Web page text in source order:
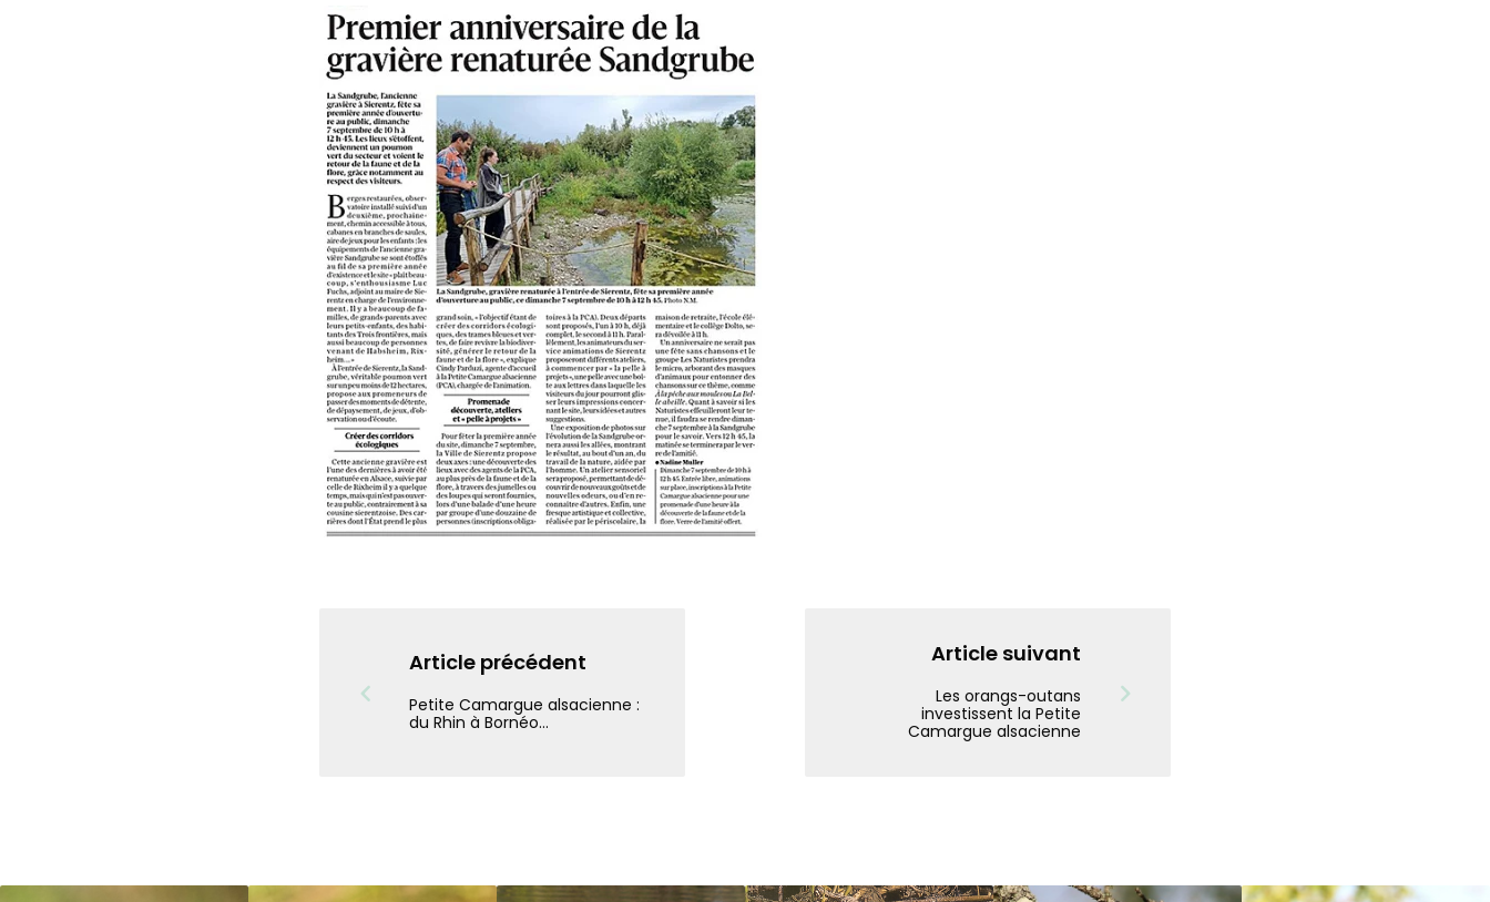
Article précédent
Petite Camargue alsacienne :
du Rhin à Bornéo...
Article suivant
Les orangs-outans
investissent la Petite
Camargue alsacienne